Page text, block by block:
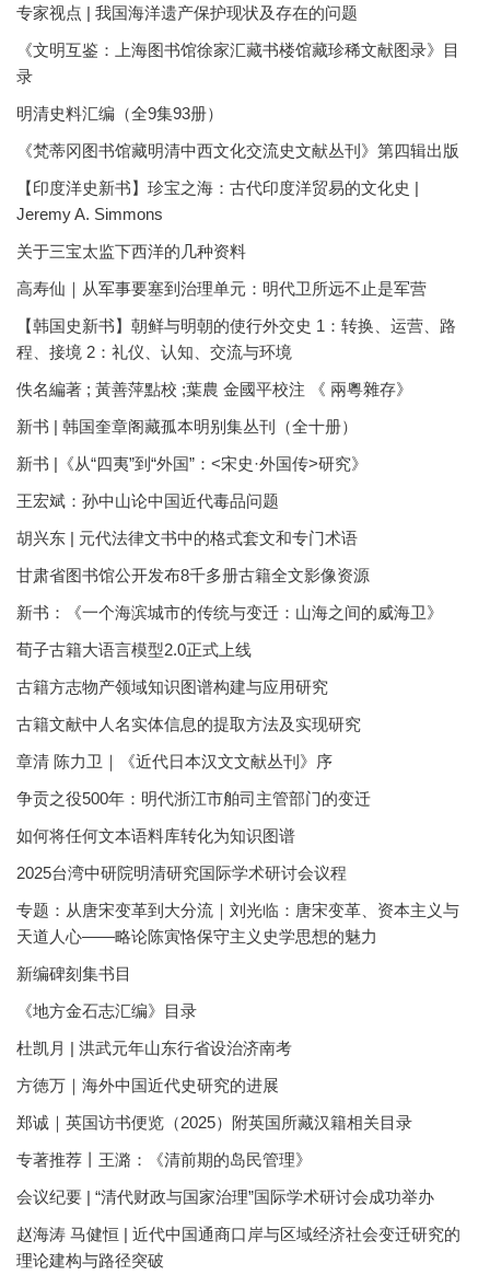
专家视点 | 我国海洋遗产保护现状及存在的问题
《文明互鉴：上海图书馆徐家汇藏书楼馆藏珍稀文献图录》目
录
明清史料汇编（全9集93册）
《梵蒂冈图书馆藏明清中西文化交流史文献丛刊》第四辑出版
【印度洋史新书】珍宝之海：古代印度洋贸易的文化史 |
Jeremy A. Simmons
关于三宝太监下西洋的几种资料
高寿仙｜从军事要塞到治理单元：明代卫所远不止是军营
【韩国史新书】朝鲜与明朝的使行外交史 1：转换、运营、路
程、接境 2：礼仪、认知、交流与环境
佚名編著 ; 黃善萍點校 ;葉農 金國平校注 《 兩粵雜存》
新书 | 韩国奎章阁藏孤本明别集丛刊（全十册）
新书 |《从“四夷”到“外国”：<宋史·外国传>研究》
王宏斌：孙中山论中国近代毒品问题
胡兴东 | 元代法律文书中的格式套文和专门术语
甘肃省图书馆公开发布8千多册古籍全文影像资源
新书：《一个海滨城市的传统与变迁：山海之间的威海卫》
荀子古籍大语言模型2.0正式上线
古籍方志物产领域知识图谱构建与应用研究
古籍文献中人名实体信息的提取方法及实现研究
章清 陈力卫｜《近代日本汉文文献丛刊》序
争贡之役500年：明代浙江市舶司主管部门的变迁
如何将任何文本语料库转化为知识图谱
2025台湾中研院明清研究国际学术研讨会议程
专题：从唐宋变革到大分流｜刘光临：唐宋变革、资本主义与
天道人心——略论陈寅恪保守主义史学思想的魅力
新编碑刻集书目
《地方金石志汇编》目录
杜凯月 | 洪武元年山东行省设治济南考
方徳万｜海外中国近代史研究的进展
郑诚｜英国访书便览（2025）附英国所藏汉籍相关目录
专著推荐丨王潞：《清前期的岛民管理》
会议纪要 | “清代财政与国家治理”国际学术研讨会成功举办
赵海涛 马健恒 | 近代中国通商口岸与区域经济社会变迁研究的
理论建构与路径突破